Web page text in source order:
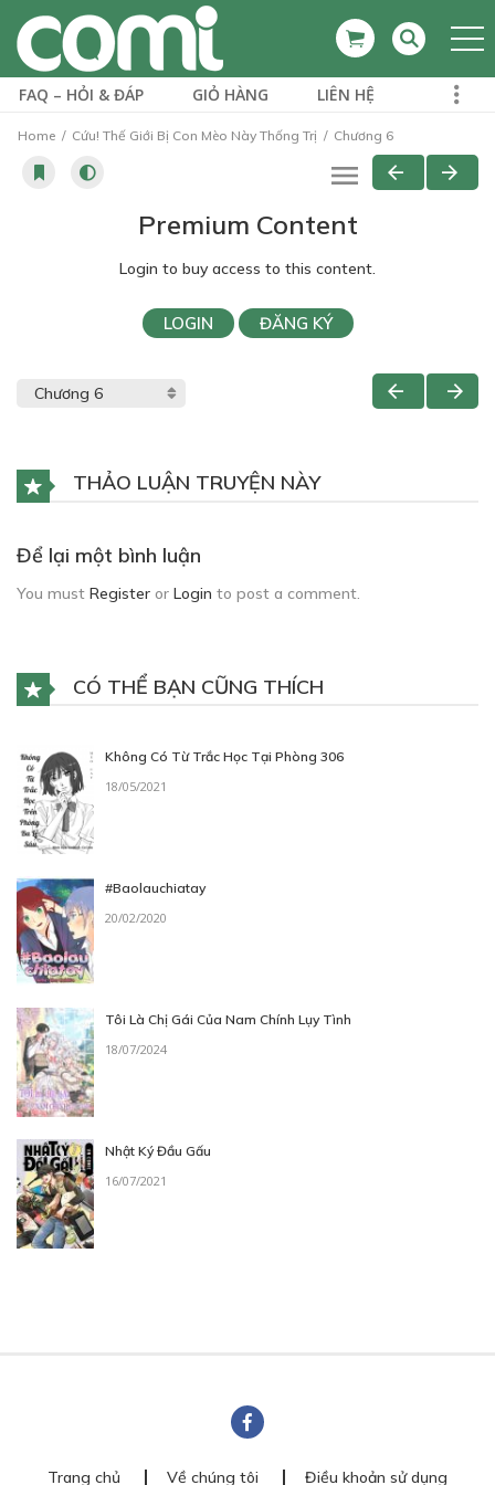
FAQ – HỎI & ĐÁP GIỎ HÀNG LIÊN HỆ
Home Cứu! Thế Giới Bị Con Mèo Này Thống Trị Chương 6
Premium Content
Login to buy access to this content.
LOGIN ĐĂNG KÝ
THẢO LUẬN TRUYỆN NÀY
Để lại một bình luận
You must Register or Login to post a comment.
CÓ THỂ BẠN CŨNG THÍCH
Không Có Từ Trắc Học Tại Phòng 306
18/05/2021
#Baolauchiatay
20/02/2020
Tôi Là Chị Gái Của Nam Chính Lụy Tình
18/07/2024
Nhật Ký Đầu Gấu
16/07/2021
Trang chủ Về chúng tôi Điều khoản sử dụng